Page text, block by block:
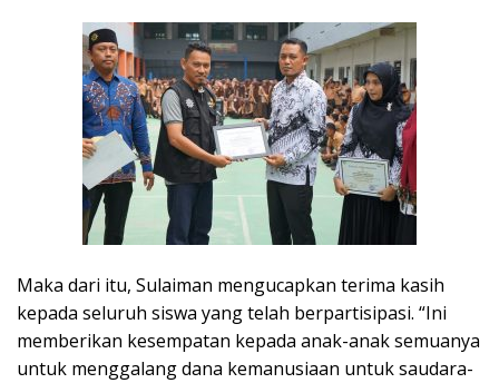
Maka dari itu, Sulaiman mengucapkan terima kasih
kepada seluruh siswa yang telah berpartisipasi. “Ini
memberikan kesempatan kepada anak-anak semuanya
untuk menggalang dana kemanusiaan untuk saudara-